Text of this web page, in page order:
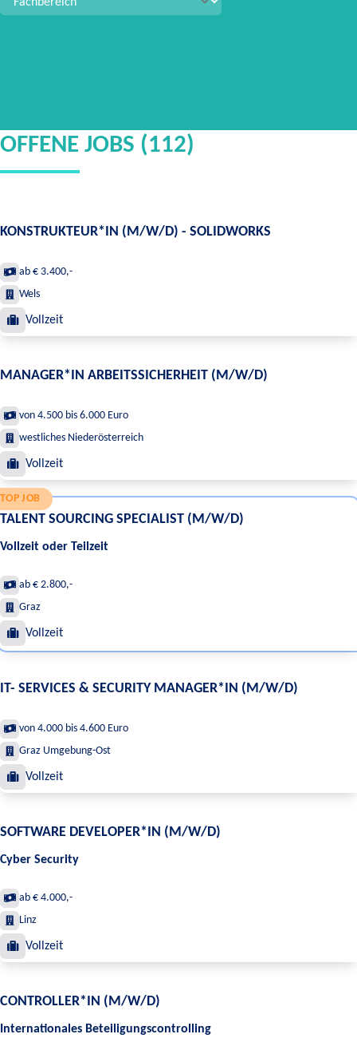
OFFENE JOBS (112)
KONSTRUKTEUR*IN (M/W/D) - SOLIDWORKS
ab € 3.400,-
Wels
Vollzeit
MANAGER*IN ARBEITSSICHERHEIT (M/W/D)
von 4.500 bis 6.000 Euro
westliches Niederösterreich
Vollzeit
TOP JOB
TALENT SOURCING SPECIALIST (M/W/D)
Vollzeit oder Teilzeit
ab € 2.800,-
Graz
Vollzeit
IT- SERVICES & SECURITY MANAGER*IN (M/W/D)
von 4.000 bis 4.600 Euro
Graz Umgebung-Ost
Vollzeit
SOFTWARE DEVELOPER*IN (M/W/D)
Cyber Security
ab € 4.000,-
Linz
Vollzeit
CONTROLLER*IN (M/W/D)
Internationales Beteiligungscontrolling